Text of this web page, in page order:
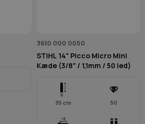
3610 000 0050
STIHL 14" Picco Micro Mini
Kæde (3/8" / 1,1mm / 50 led)
35 cm 50